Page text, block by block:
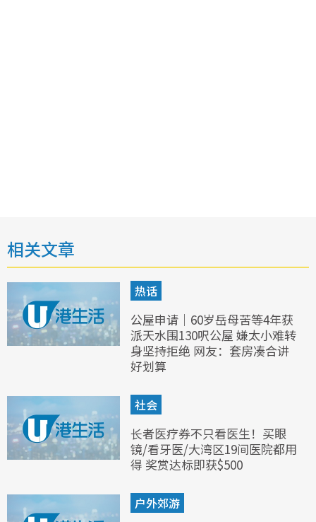
相关文章
热话
公屋申请｜60岁岳母苦等4年获
派天水围130呎公屋 嫌太小难转
身坚持拒绝 网友：套房凑合讲
好划算
社会
长者医疗券不只看医生！买眼
镜/看牙医/大湾区19间医院都用
得 奖赏达标即获$500
户外郊游